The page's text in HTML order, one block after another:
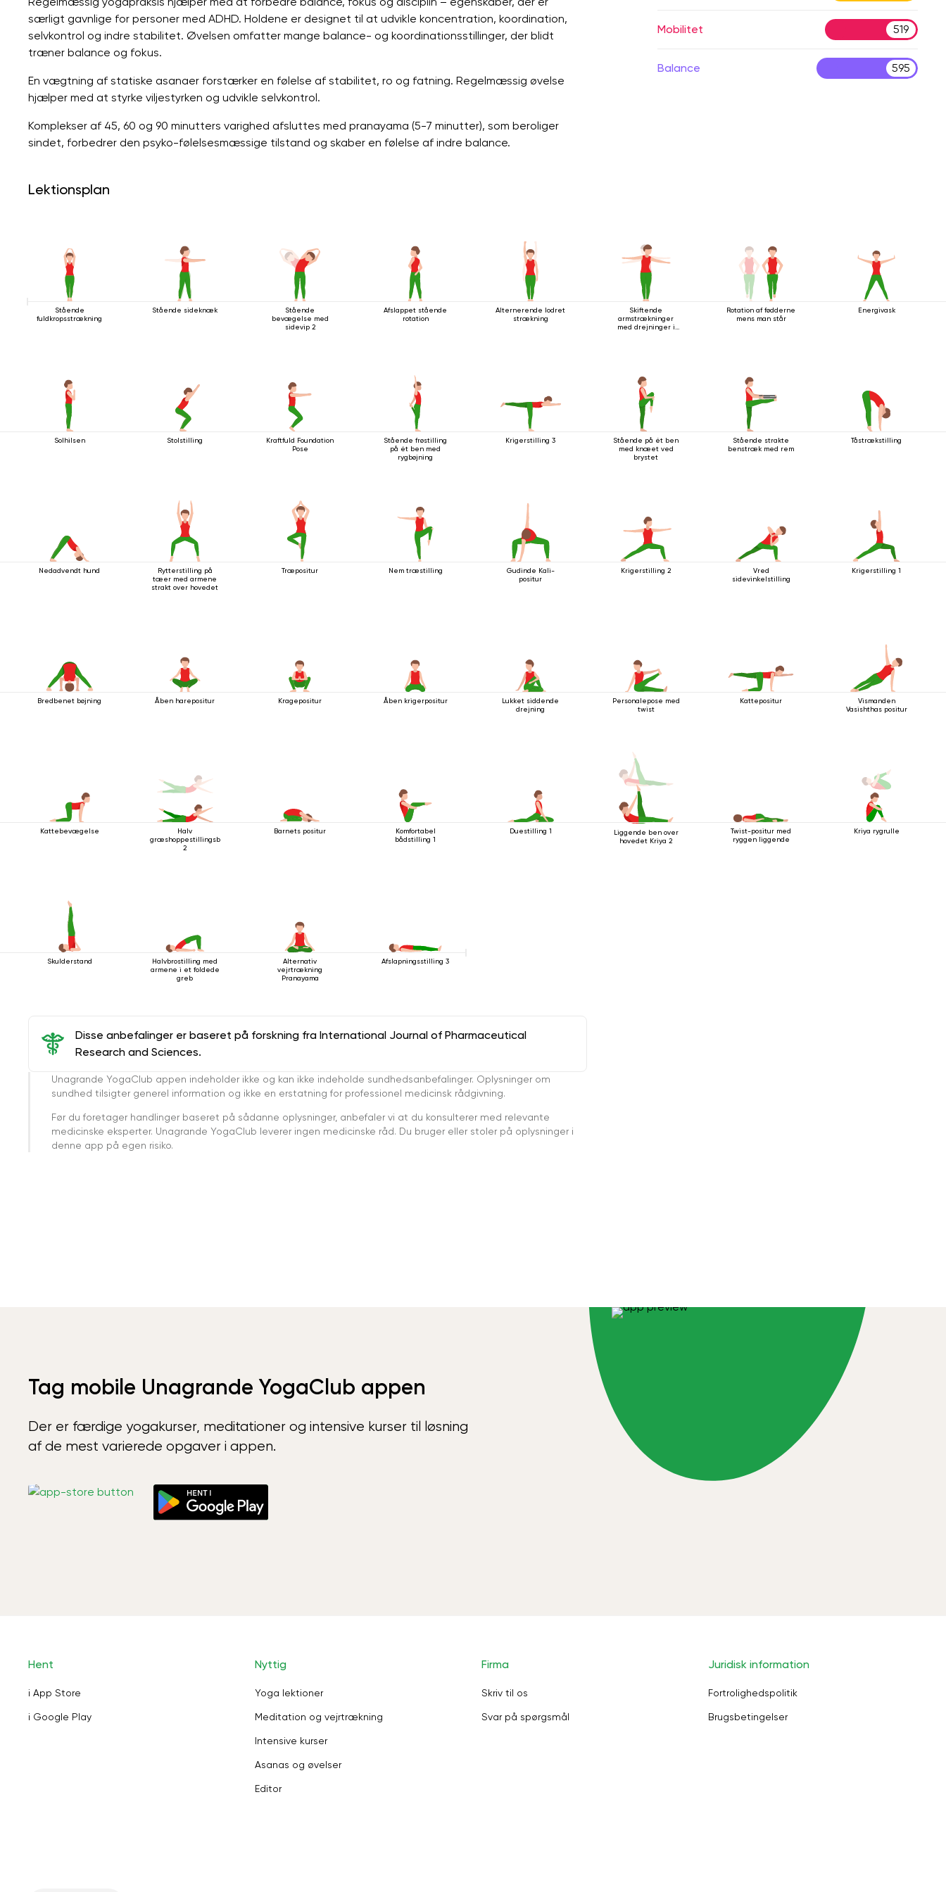
særligt gavnlige for personer med ADHD. Holdene er designet til at udvikle koncentration, koordination,
selvkontrol og indre stabilitet. Øvelsen omfatter mange balance- og koordinationsstillinger, der blidt
træner balance og fokus.
En vægtning af statiske asanaer forstærker en følelse af stabilitet, ro og fatning. Regelmæssig øvelse
hjælper med at styrke viljestyrken og udvikle selvkontrol.
Komplekser af 45, 60 og 90 minutters varighed afsluttes med pranayama (5-7 minutter), som beroliger
sindet, forbedrer den psyko-følelsesmæssige tilstand og skaber en følelse af indre balance.
Mobilitet 519
Balance 595
Lektionsplan
Stående
fuldkropsstrækning
Stående sideknæk
Stående
bevægelse med
sidevip 2
Afslappet stående
rotation
Alternerende lodret
strækning
Skiftende
armstrækninger
med drejninger i
Rotation af fødderne
mens man står
Energivask
Solhilsen Stolstilling
Kraftfuld Foundation
Pose
Stående frøstilling
på ét ben med
rygbøjning
Krigerstilling 3
Stående på ét ben
med knæet ved
brystet
Stående strakte
benstræk med rem
Tåstrækstilling
Nedadvendt hund
Rytterstilling på
tæer med armene
strakt over hovedet
Træpositur Nem træstilling
Gudinde Kali-
positur
Krigerstilling 2
Vred
sidevinkelstilling
Krigerstilling 1
Bredbenet bøjning Åben harepositur Kragepositur Åben krigerpositur
Lukket siddende
drejning
Personalepose med
twist
Kattepositur
Vismanden
Vasishthas positur
Kattebevægelse
Halv
græshoppestillingsbevægelse
2
Barnets positur
Komfortabel
bådstilling 1
Duestilling 1
Liggende ben over
hovedet Kriya 2
Twist-positur med
ryggen liggende
Kriya rygrulle
Skulderstand
Halvbrostilling med
armene i et foldede
greb
Alternativ
vejrtrækning
Pranayama
Afslapningsstilling 3
Disse anbefalinger er baseret på forskning fra International Journal of Pharmaceutical
Research and Sciences.
Unagrande YogaClub appen indeholder ikke og kan ikke indeholde sundhedsanbefalinger. Oplysninger om
sundhed tilsigter generel information og ikke en erstatning for professionel medicinsk rådgivning.
Før du foretager handlinger baseret på sådanne oplysninger, anbefaler vi at du konsulterer med relevante
medicinske eksperter. Unagrande YogaClub leverer ingen medicinske råd. Du bruger eller stoler på oplysninger i
denne app på egen risiko.
Tag mobile Unagrande YogaClub appen
Der er færdige yogakurser, meditationer og intensive kurser til løsning
af de mest varierede opgaver i appen.
Hent
i App Store
i Google Play
Nyttig
Yoga lektioner
Meditation og vejrtrækning
Intensive kurser
Asanas og øvelser
Editor
Firma
Skriv til os
Svar på spørgsmål
Juridisk information
Fortrolighedspolitik
Brugsbetingelser